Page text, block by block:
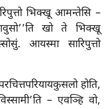
भिक्खू आमन्तेसि –
खो ते भिक्खू
आयस्मा सारिपुत्तो
होति,
– एवञ्हि वो,